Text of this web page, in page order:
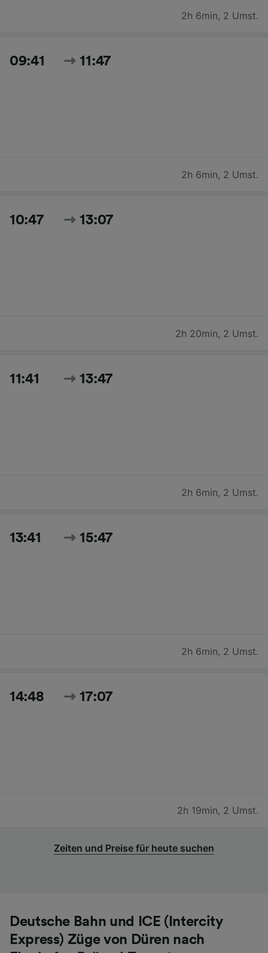
2h 6min, 2 Umst.
09:41 11:47
2h 6min, 2 Umst.
10:47 13:07
2h 20min, 2 Umst.
11:41 13:47
2h 6min, 2 Umst.
13:41 15:47
2h 6min, 2 Umst.
14:48 17:07
2h 19min, 2 Umst.
Zeiten und Preise für heute suchen
Deutsche Bahn und ICE (Intercity
Express) Züge von Düren nach